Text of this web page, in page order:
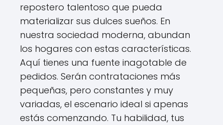
repostero talentoso que pueda
materializar sus dulces sueños. En
nuestra sociedad moderna, abundan
los hogares con estas características.
Aquí tienes una fuente inagotable de
pedidos. Serán contrataciones más
pequeñas, pero constantes y muy
variadas, el escenario ideal si apenas
estás comenzando. Tu habilidad, tus